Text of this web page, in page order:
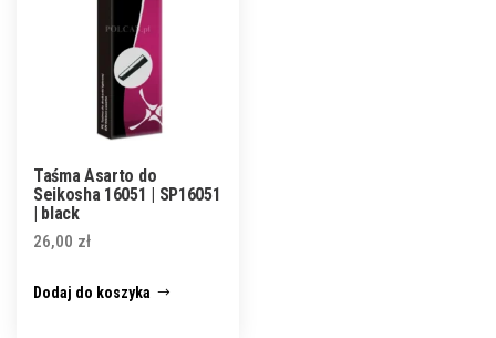
Taśma Asarto do
Seikosha 16051 | SP16051
| black
26,00 zł
Dodaj do koszyka